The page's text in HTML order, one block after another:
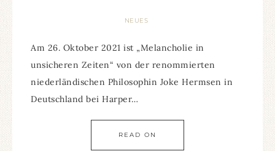
NEUES
Am 26. Oktober 2021 ist „Melancholie in
unsicheren Zeiten“ von der renommierten
niederländischen Philosophin Joke Hermsen in
Deutschland bei Harper…
READ ON